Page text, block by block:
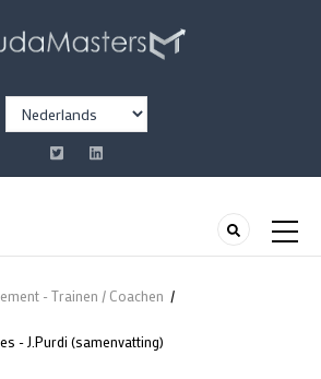
Select
your
language
- Trainen / Coachen /
- J.Purdi (samenvatting)